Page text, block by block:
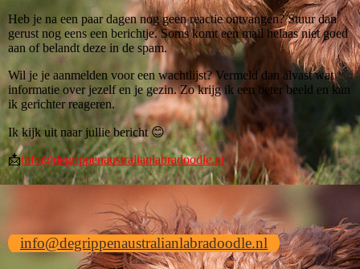
Heb je na een paar dagen nog geen reactie ontvangen? Stuur dan
gerust nog eens een berichtje. Soms komt een mail helaas niet goed
aan of belandt deze in de spam.
Wil je je aanmelden voor een wachtlijst? Vermeld dan alvast wat
informatie over jezelf en je gezin. Zo krijg ik een beter beeld en kan
ik gerichter reageren.
Ik kijk uit naar jullie bericht 😊
📩info@degrippenaustralianlabradoodle.nl
info@degrippenaustralianlabradoodle.nl